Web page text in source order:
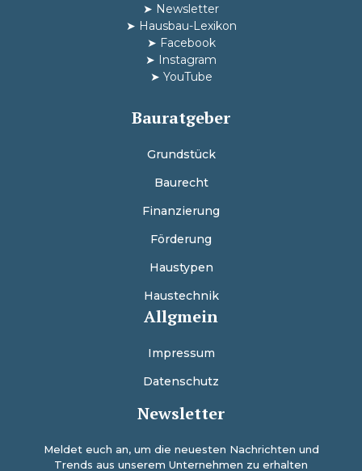
➤ Newsletter
➤ Hausbau-Lexikon
➤ Facebook
➤ Instagram
➤ YouTube
Bauratgeber
Grundstück
Baurecht
Finanzierung
Förderung
Haustypen
Haustechnik
Allgmein
Impressum
Datenschutz
Newsletter
Meldet euch an, um die neuesten Nachrichten und
Trends aus unserem Unternehmen zu erhalten